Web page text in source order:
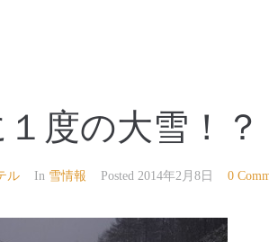
度の大雪！？
ル In 雪情報 Posted 2014年2月8日 0